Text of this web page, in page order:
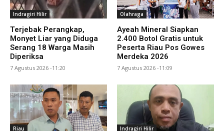
Indragiri Hilir
Terjebak Perangkap,
Monyet Liar yang Diduga
Serang 18 Warga Masih
Diperiksa
7 Agustus 2026 -11:20
Olahraga
Ayeah Mineral Siapkan
2.400 Botol Gratis untuk
Peserta Riau Pos Gowes
Merdeka 2026
7 Agustus 2026 -11:09
Riau Indragiri Hilir